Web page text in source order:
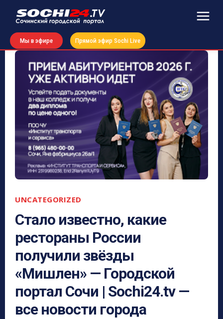
Мы в эфире Прямой эфир Sochi Live
UNCATEGORIZED
Стало известно, какие
рестораны России
получили звёзды
«Мишлен» — Городской
портал Сочи | Sochi24.tv —
все новости города